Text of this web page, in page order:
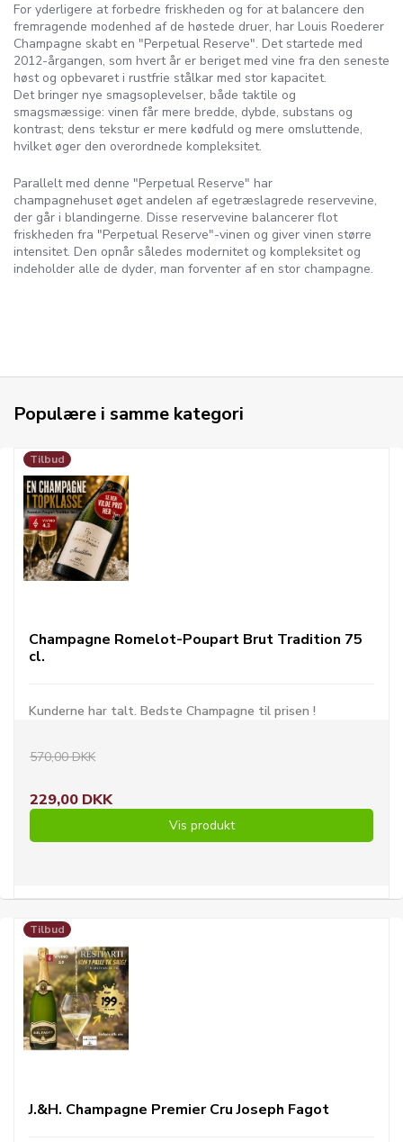
For yderligere at forbedre friskheden og for at balancere den
fremragende modenhed af de høstede druer, har Louis Roederer
Champagne skabt en "Perpetual Reserve". Det startede med
2012-årgangen, som hvert år er beriget med vine fra den seneste
høst og opbevaret i rustfrie stålkar med stor kapacitet.
Det bringer nye smagsoplevelser, både taktile og
smagsmæssige: vinen får mere bredde, dybde, substans og
kontrast; dens tekstur er mere kødfuld og mere omsluttende,
hvilket øger den overordnede kompleksitet.
Parallelt med denne "Perpetual Reserve" har
champagnehuset øget andelen af ​​egetræslagrede reservevine,
der går i blandingerne. Disse reservevine balancerer flot
friskheden fra "Perpetual Reserve"-vinen og giver vinen større
intensitet. Den opnår således modernitet og kompleksitet og
indeholder alle de dyder, man forventer af en stor champagne.
Populære i samme kategori
Tilbud
Champagne Romelot-Poupart Brut Tradition 75
cl.
Kunderne har talt. Bedste Champagne til prisen !
570,00 DKK
229,00 DKK
Vis produkt
Tilbud
J.&H. Champagne Premier Cru Joseph Fagot